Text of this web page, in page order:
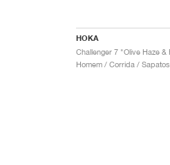
HOKA
Homem / Corrida / Sapatos